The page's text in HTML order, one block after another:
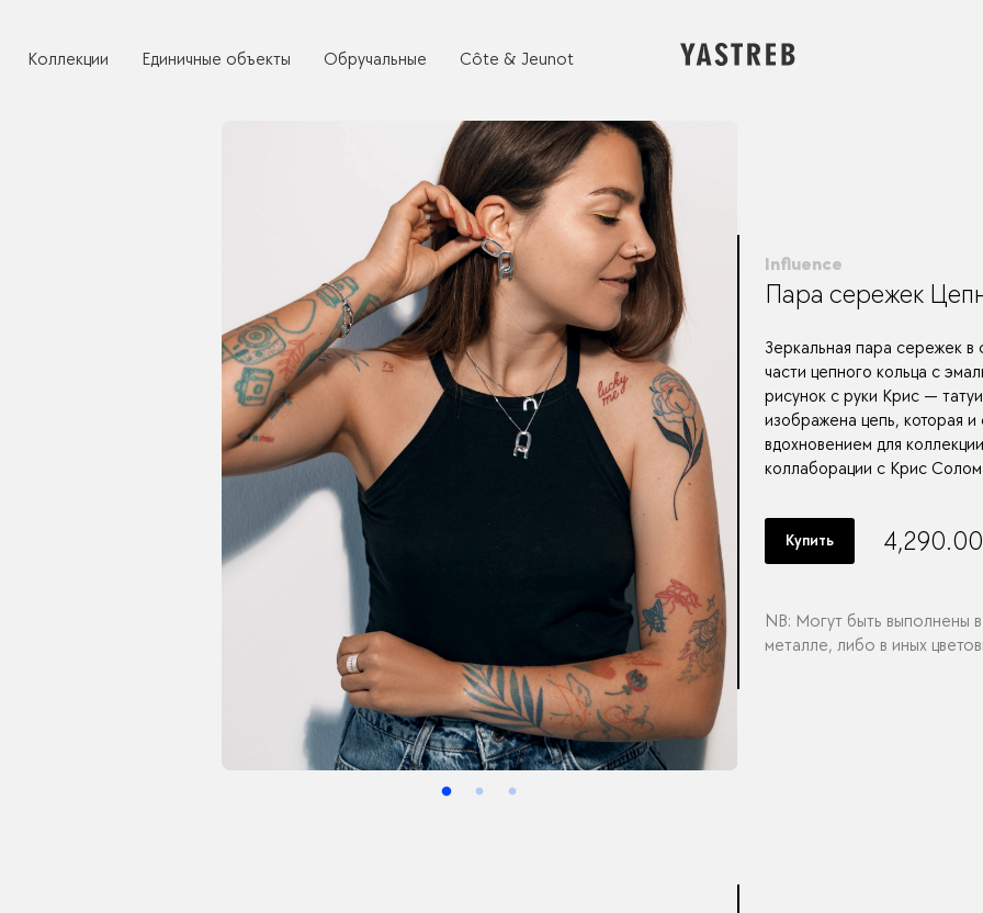
Коллекции Единичные объекты Обручальные Côte & Jeunot
Influence
Пара сережек
Зеркальная пара сережек
части цепного кольца с
рисунок с руки Крис —
изображена цепь, которая и
вдохновением для
коллаборации с Крис
Купить 4,290.00
NB: Могут быть выполнены
металле, либо в иных